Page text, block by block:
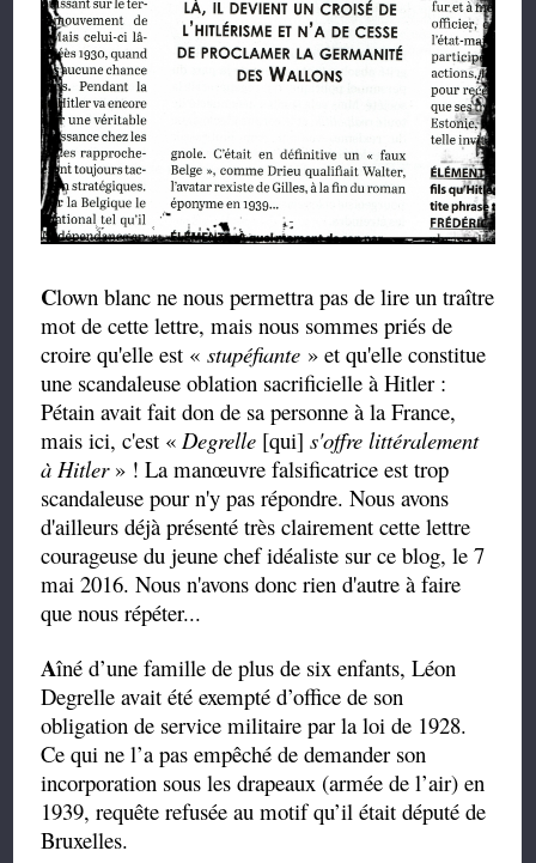
Clown blanc ne nous permettra pas de lire un traître
mot de cette lettre, mais nous sommes priés de
croire qu'elle est « stupéfiante » et qu'elle constitue
une scandaleuse oblation sacrificielle à Hitler :
Pétain avait fait don de sa personne à la France,
mais ici, c'est « Degrelle [qui]s'offre littéralement
à Hitler» ! La manœuvre falsificatrice est trop
scandaleuse pour n'y pas répondre. Nous avons
d'ailleurs déjà présenté très clairement cette lettre
courageuse du jeune chef idéaliste sur ce blog, le 7
mai 2016. Nous n'avons donc rien d'autre à faire
que nous répéter...
Aîné d’une famille de plus de six enfants, Léon
Degrelle avait été exempté d’office de son
obligation de service militaire par la loi de 1928.
Ce qui ne l’a pas empêché de demander son
incorporation sous les drapeaux (armée de l’air) en
1939, requête refusée au motif qu’il était député de
Bruxelles.